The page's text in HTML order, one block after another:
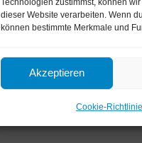
dieser Website verarbeiten. Wenn
können bestimmte Merkmale und
Akzeptieren
Cookie-Richtlinie
0
1